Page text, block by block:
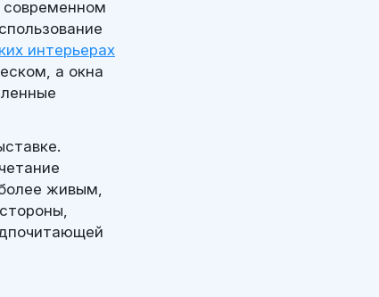
современном
интерьерах
а окна
живым,